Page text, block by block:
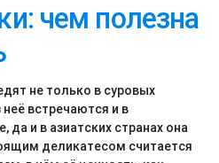
чем полезна
не только в суровых
встречаются и в
да и в азиатских странах она
деликатесом считается